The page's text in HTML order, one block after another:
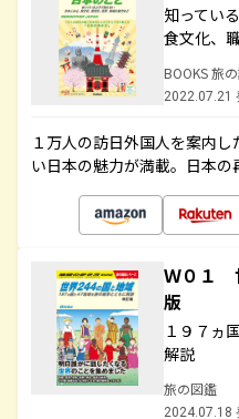
知ってい
食文化、
BOOKS 旅
2022.07.21
１万人の訪日外国人を案内
い日本の魅力が満載。日本の
Ｗ０１
版
１９７ヵ
解説
旅の図鑑
2024.07.18